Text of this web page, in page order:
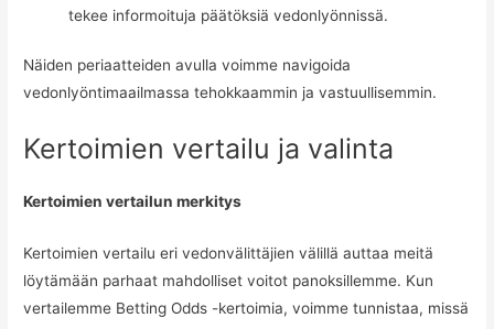
tekee informoituja päätöksiä vedonlyönnissä.
Näiden periaatteiden avulla voimme navigoida
vedonlyöntimaailmassa tehokkaammin ja vastuullisemmin.
Kertoimien vertailu ja valinta
Kertoimien vertailun merkitys
Kertoimien vertailu eri vedonvälittäjien välillä auttaa meitä
löytämään parhaat mahdolliset voitot panoksillemme. Kun
vertailemme Betting Odds -kertoimia, voimme tunnistaa, missä